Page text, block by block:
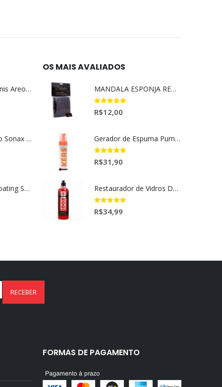
Aromatizante Tênis Areon Fresh Wave New Car / Carro Novo
Selador Cerâmico Sonax Xtreme Ceramic Spray + Seal (750ml)
Ceramic Spray Coating Sonax 750ml
OS MAIS AVALIADOS
MANDALA ESPONJA REMOVEDORA DE INSETO
5.00
R$12,00
Gerador de Espuma Pump Espuma Kers (200ml)
5.00
R$31,90
Restaurador de Vidros DOZ Dmg (500ml)
5.00
R$34,99
FORMAS DE PAGAMENTO